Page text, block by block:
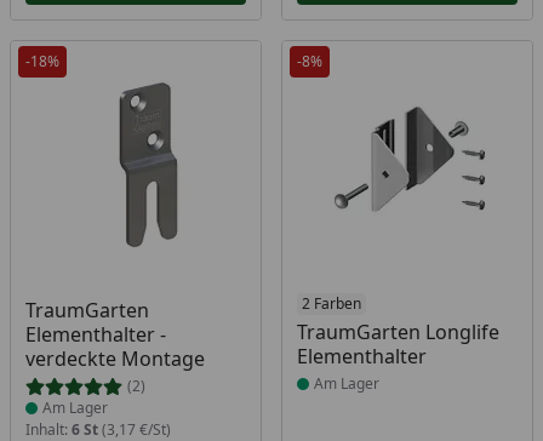
-18%
TraumGarten
Elementhalter -
verdeckte Montage
(2)
Produkt am Lager
Am Lager
Inhalt: 6 St(3,17 €/St)
-8%
2 Farben
TraumGarten Longlife
Elementhalter
Produkt am Lager
Am Lager